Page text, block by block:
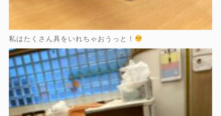
私はたくさん具をいれちゃおうっと！